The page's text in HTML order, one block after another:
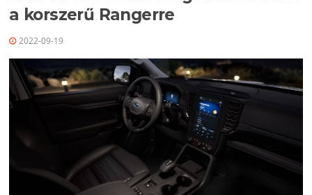
a korszerű Rangerre
2022-09-19